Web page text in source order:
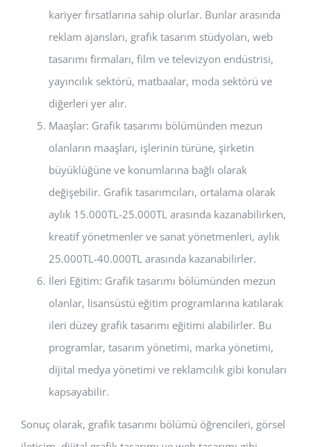
kariyer fırsatlarına sahip olurlar. Bunlar arasında
reklam ajansları, grafik tasarım stüdyoları, web
tasarımı firmaları, film ve televizyon endüstrisi,
yayıncılık sektörü, matbaalar, moda sektörü ve
diğerleri yer alır.
Maaşlar: Grafik tasarımı bölümünden mezun
olanların maaşları, işlerinin türüne, şirketin
büyüklüğüne ve konumlarına bağlı olarak
değişebilir. Grafik tasarımcıları, ortalama olarak
aylık 15.000TL-25.000TL arasında kazanabilirken,
kreatif yönetmenler ve sanat yönetmenleri, aylık
25.000TL-40.000TL arasında kazanabilirler.
İleri Eğitim: Grafik tasarımı bölümünden mezun
olanlar, lisansüstü eğitim programlarına katılarak
ileri düzey grafik tasarımı eğitimi alabilirler. Bu
programlar, tasarım yönetimi, marka yönetimi,
dijital medya yönetimi ve reklamcılık gibi konuları
kapsayabilir.
Sonuç olarak, grafik tasarımı bölümü öğrencileri, görsel